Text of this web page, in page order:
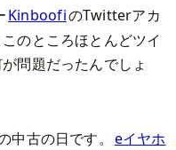
KinboofiのTwitterアカ
のところほとんどツイ
問題だったんでしょ
中古の日です。 eイヤホ